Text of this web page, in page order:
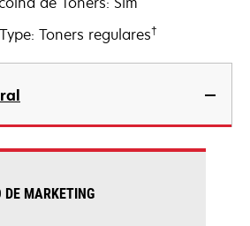
Toners regulares†
DE MARKETING